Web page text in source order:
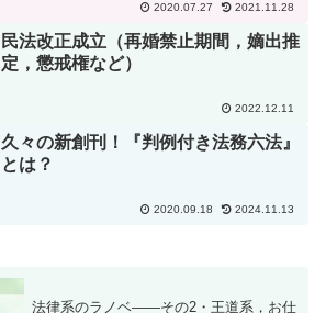
2020.07.27 2021.11.28
民法改正成立（再婚禁止期間，嫡出推
定，懲戒権など）
2022.12.11
久々の新創刊！『判例付き法務六法』
とは？
2020.09.18 2024.11.13
法律系のラノベ――その2・王道系，お仕